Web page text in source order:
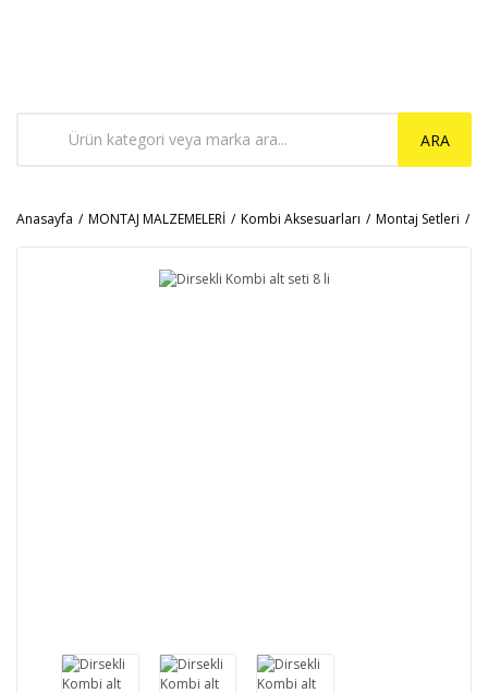
ARA
Anasayfa MONTAJ MALZEMELERİ Kombi Aksesuarları Montaj Setleri